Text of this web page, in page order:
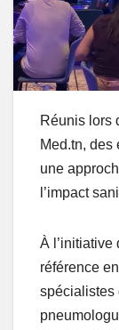
Réunis lors
Med.tn, des
une
l’impact
À l’initiative
référence
spécialistes